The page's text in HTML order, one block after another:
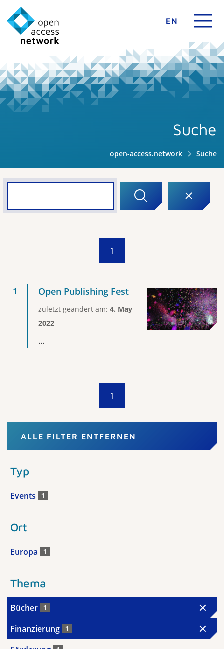
EN
Suche
open-access.network Suche
1
Open Publishing Fest
zuletzt geändert am: 4. May
2022
...
1
ALLE FILTER ENTFERNEN
Typ
Events 1
Ort
Europa 1
Thema
Bücher 1
Finanzierung 1